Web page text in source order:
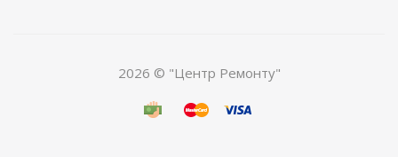
2026 © "Центр Ремонту"